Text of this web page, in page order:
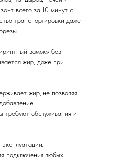
всего за 10 минут с
транспортировки даже
замок» без
жир, даже при
жир, не позволяя
требуют обслуживания и
подключения любых